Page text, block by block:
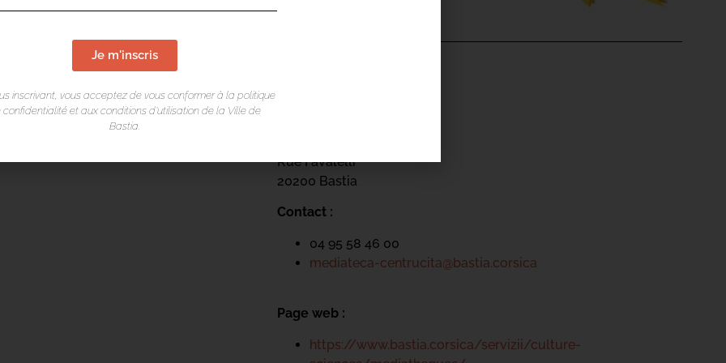
Rue Favalelli
20200 Bastia
Contact :
04 95 58 46 00
mediateca-centrucita@bastia.corsica
Page web :
https://www.bastia.corsica/servizii/culture-
Je m'inscris
inscrivant, vous acceptez de vous conformer à la politique
confidentialité et aux conditions d’utilisation de la Ville de
Bastia.